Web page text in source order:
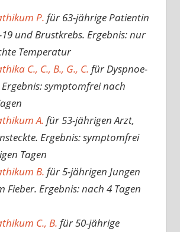
P. für 63-jährige Patientin
und Brustkrebs. Ergebnis: nur
Temperatur
C., C., B., G., C. für Dyspnoe-
symptomfrei nach
A. für 53-jährigen Arzt,
Ergebnis: symptomfrei
Tagen
B. für 5-jährigen Jungen
Fieber. Ergebnis: nach 4 Tagen
C., B. für 50-jährige